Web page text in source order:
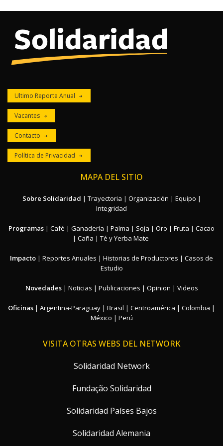
Ultimo Reporte Anual
Vacantes
Contacto
Política de Privacidad
MAPA DEL SITIO
Sobre Solidaridad | Trayectoria | Organización | Equipo |
Integridad
Programas | Café | Ganadería | Palma | Soja | Oro | Fruta | Cacao
| Caña | Té y Yerba Mate
Impacto | Reportes Anuales | Historias de Productores | Casos de
Estudio
Novedades| Noticias | Publicaciones | Opinion | Videos
Oficinas | Argentina-Paraguay | Brasil | Centroamérica | Colombia |
México | Perú
VISITA OTRAS WEBS DEL NETWORK
Solidaridad Network
Fundação Solidaridad
Solidaridad Países Bajos
Solidaridad Alemania